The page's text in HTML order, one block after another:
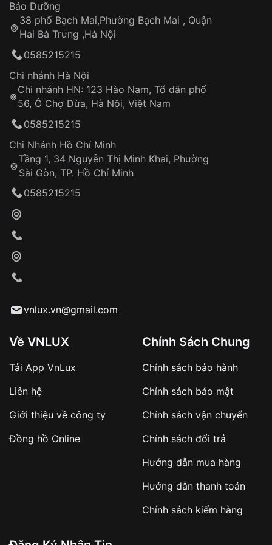
Thời gian tính từ khi xác nhận đơn hàng thành
công
Hotline: 0585 215 215
Từ khóa SEO:
Khách hàng kiểm tra và thanh toán trực tiếp
Từ khóa SEO:
sản phẩm đặc biệt
hàng
Số tiền còn lại thanh toán khi nhận hàng hoặc
✔️ Đảm bảo xử lý đơn hàng nhanh chóng
✔️ Hạn chế tình trạng hủy đơn không mong
Sản phẩm đã bị:
Tự ý sửa chữa
thống VNLUX
Đảm bảo quyền lợi khách hàng
Đồng hành cùng khách hàng trong suốt quá
trình sử dụng
Bảo Dưỡng
38 phố Bạch Mai,Phường Bạch Mai , Quận
Hai Bà Trưng ,Hà Nội
0585215215
Chi nhánh Hà Nội
Chi nhánh HN: 123 Hào Nam, Tổ dân phố
56, Ô Chợ Dừa, Hà Nội, Việt Nam
0585215215
Chi Nhánh Hồ Chí Minh
Tầng 1, 34 Nguyễn Thị Minh Khai, Phường
Sài Gòn, TP. Hồ Chí Minh
0585215215
vnlux.vn@gmail.com
Về VNLUX
Tải App VnLux
Liên hệ
Giới thiệu về công ty
Đồng hồ Online
Chính Sách Chung
Chính sách bảo hành
Chính sách bảo mật
Chính sách vận chuyển
Chính sách đổi trả
Hướng dẫn mua hàng
Hướng dẫn thanh toán
Chính sách kiểm hàng